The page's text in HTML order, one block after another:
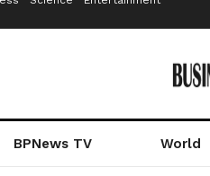
BPNews TV World